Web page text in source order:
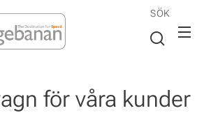
SÖK
för våra kunder